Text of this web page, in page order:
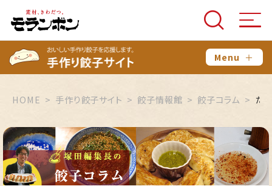
Menu ＋
HOME 手作り餃子サイト 餃子情報館 餃子コラム た